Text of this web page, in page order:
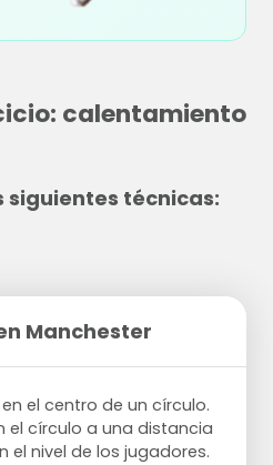
calentamiento
técnicas:
Manchester
el centro de un círculo.
el círculo a una distancia
el nivel de los jugadores.